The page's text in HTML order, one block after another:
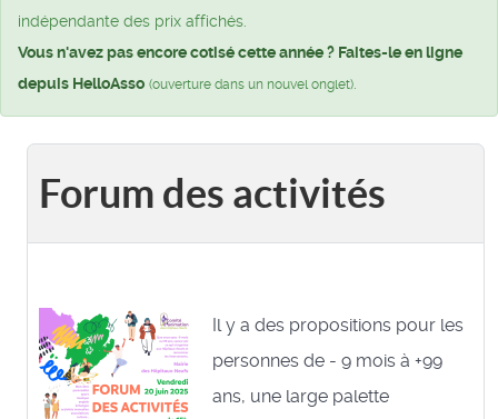
indépendante des prix affichés.
Vous n'avez pas encore cotisé cette année ? Faites-le en ligne
depuis HelloAsso (ouverture dans un nouvel onglet)
Forum des activités
Il y a des propositions pour les
personnes de - 9 mois à +99
ans, une large palette